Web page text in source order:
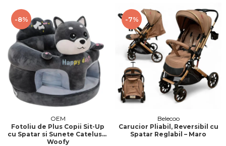
-8%
OEM
Fotoliu de Plus Copii Sit-Up
cu Spatar si Sunete Catelusul
Woofy
-7%
Belecoo
Carucior Pliabil, Reversibil cu
Spatar Reglabil – Maro